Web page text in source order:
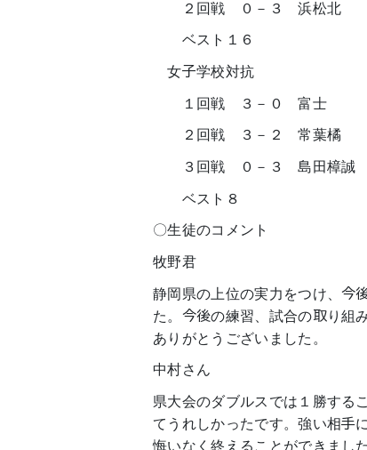
２回戦 ０－３ 浜松北
ベスト１６
女子学校対抗
１回戦 ３－０ 富士
２回戦 ３－２ 常葉橘
３回戦 ０－３ 島田樟誠
ベスト８
〇生徒のコメント
牧野君
静岡県の上位の実力をつけ、今
た。今後の練習、試合の取り組
ありがとうございました。
中村さん
県大会のダブルスでは１勝する
てうれしかったです。強い相手
悔いなく終えることができまし